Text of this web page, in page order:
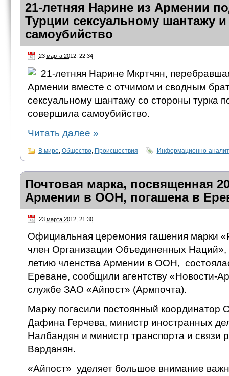
21-летняя Нарине из Армении
Турции сексуальному шантажу
самоубийство
23 марта 2012, 22:34
21-летняя Нарине Мкртчян,
Армении вместе с отчимом и сводным
сексуальному шантажу со стороны турка
совершила самоубийство.
Читать далее »
В мире Общество, Происшествия Информационно-
Почтовая марка, посвященная
Армении в ООН, погашена в
23 марта 2012, 21:30
Официальная церемония гашения марки
член Организации Объединенных
летию членства Армении в ООН,
Ереване, сообщили агентству «Новости-
службе ЗАО «Айпост» (Армпочта).
Марку погасили постоянный
Дафина Герчева, министр иностранных
Налбандян и министр транспорта и связи
Варданян.
«Айпост» уделяет большое внимание